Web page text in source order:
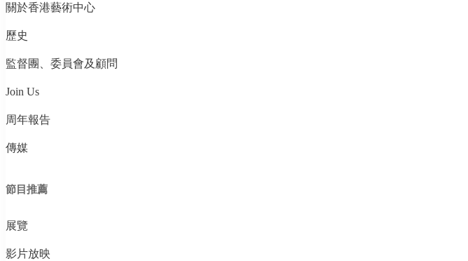
關於香港藝術中心
歷史
監督團、委員會及顧問
Join Us
周年報告
傳媒
節目推薦
展覽
影片放映